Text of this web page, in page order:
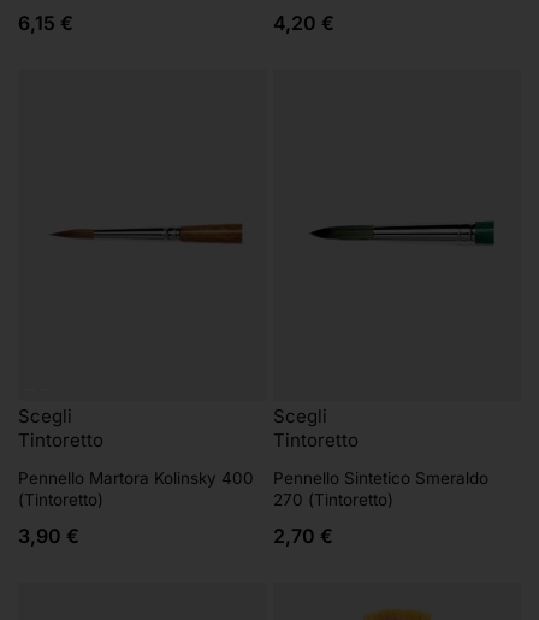
6,15 € 4,20 €
Scegli
Tintoretto
Pennello Martora Kolinsky 400
(Tintoretto)
3,90 €
Scegli
Tintoretto
Pennello Sintetico Smeraldo
270 (Tintoretto)
2,70 €